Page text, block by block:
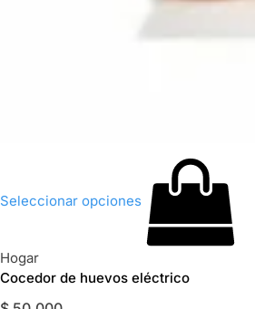
Seleccionar opciones
Hogar
Cocedor de huevos eléctrico